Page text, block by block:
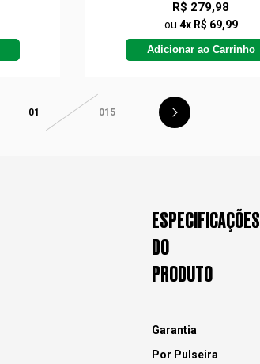
R$ 279,98
ou 4x R$ 69,99
Adicionar ao Carrinho
01 015
ESPECIFICAÇÕES
DO
PRODUTO
Garantia
Por Pulseira